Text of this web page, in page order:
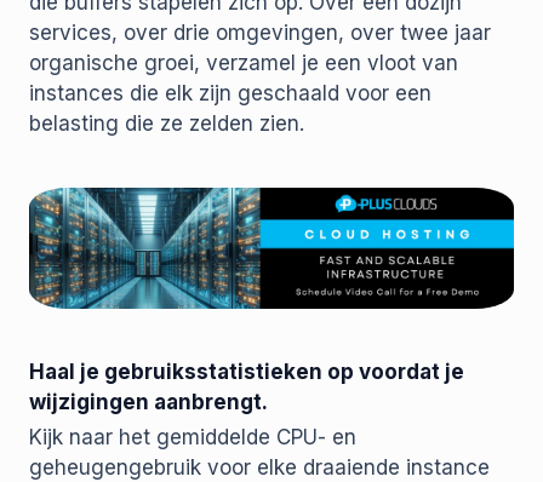
services, over drie omgevingen, over twee jaar
organische groei, verzamel je een vloot van
instances die elk zijn geschaald voor een
belasting die ze zelden zien.
Haal je gebruiksstatistieken op voordat je
wijzigingen aanbrengt.
Kijk naar het gemiddelde CPU- en
geheugengebruik voor elke draaiende instance